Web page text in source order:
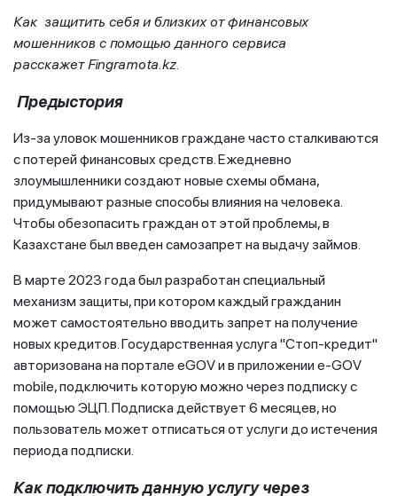
Как защитить себя и близких от финансовых
мошенников с помощью данного сервиса
расскажет Fingramota kz
Предыстория
Из-за уловок мошенников граждане часто сталкиваются
с потерей финансовых средств. Ежедневно
злоумышленники создают новые схемы обмана,
придумывают разные способы влияния на человека.
Чтобы обезопасить граждан от этой проблемы, в
Казахстане был введен самозапрет на выдачу займов.
В марте 2023 года был разработан специальный
механизм защиты, при котором каждый гражданин
может самостоятельно вводить запрет на получение
новых кредитов. Государственная услуга "Стоп-кредит"
авторизована на портале eGOV и в приложении е-GOV
mobile, подключить которую можно через подписку с
помощью ЭЦП. Подписка действует 6 месяцев, но
пользователь может отписаться от услуги до истечения
периода подписки.
Как подключить данную услугу через